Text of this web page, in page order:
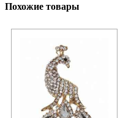
Похожие товары